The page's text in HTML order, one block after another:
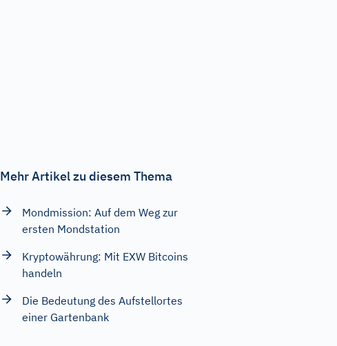
Mehr Artikel zu diesem Thema
Mondmission: Auf dem Weg zur
ersten Mondstation
Kryptowährung: Mit EXW Bitcoins
handeln
Die Bedeutung des Aufstellortes
einer Gartenbank